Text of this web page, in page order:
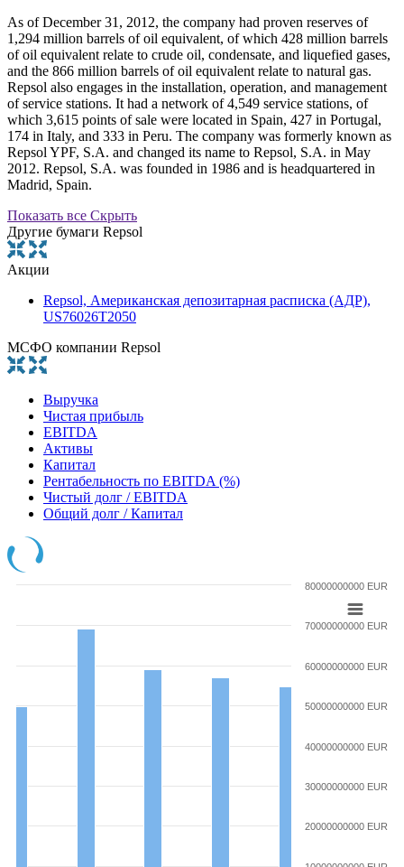
As of December 31, 2012, the company had proven reserves of
1,294 million barrels of oil equivalent, of which 428 million barrels
of oil equivalent relate to crude oil, condensate, and liquefied gases,
and the 866 million barrels of oil equivalent relate to natural gas.
Repsol also engages in the installation, operation, and management
of service stations. It had a network of 4,549 service stations, of
which 3,615 points of sale were located in Spain, 427 in Portugal,
174 in Italy, and 333 in Peru. The company was formerly known as
Repsol YPF, S.A. and changed its name to Repsol, S.A. in May
2012. Repsol, S.A. was founded in 1986 and is headquartered in
Madrid, Spain.
Показать все Скрыть
Другие бумаги Repsol
Акции
Repsol, Американская депозитарная расписка (АДР),
US76026T2050
МСФО компании Repsol
Выручка
Чистая прибыль
EBITDA
Активы
Капитал
Рентабельность по EBITDA (%)
Чистый долг / EBITDA
Общий долг / Капитал
20000000000 EUR
30000000000 EUR
40000000000 EUR
50000000000 EUR
60000000000 EUR
70000000000 EUR
80000000000 EUR